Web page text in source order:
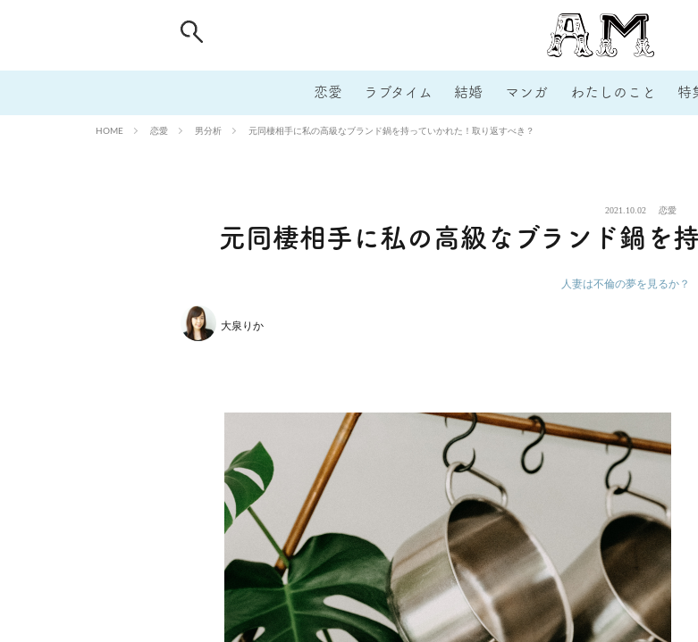
恋愛 ラブタイム 結婚 マンガ わたしのこと 特
HOME 恋愛 男分析 元同棲相手に私の高級なブランド鍋を持っていかれた！取り返すべき？
2021.10.02 恋愛
元同棲相手に私の高級なブランド鍋を
人妻は不倫の夢を見るか？
大泉りか